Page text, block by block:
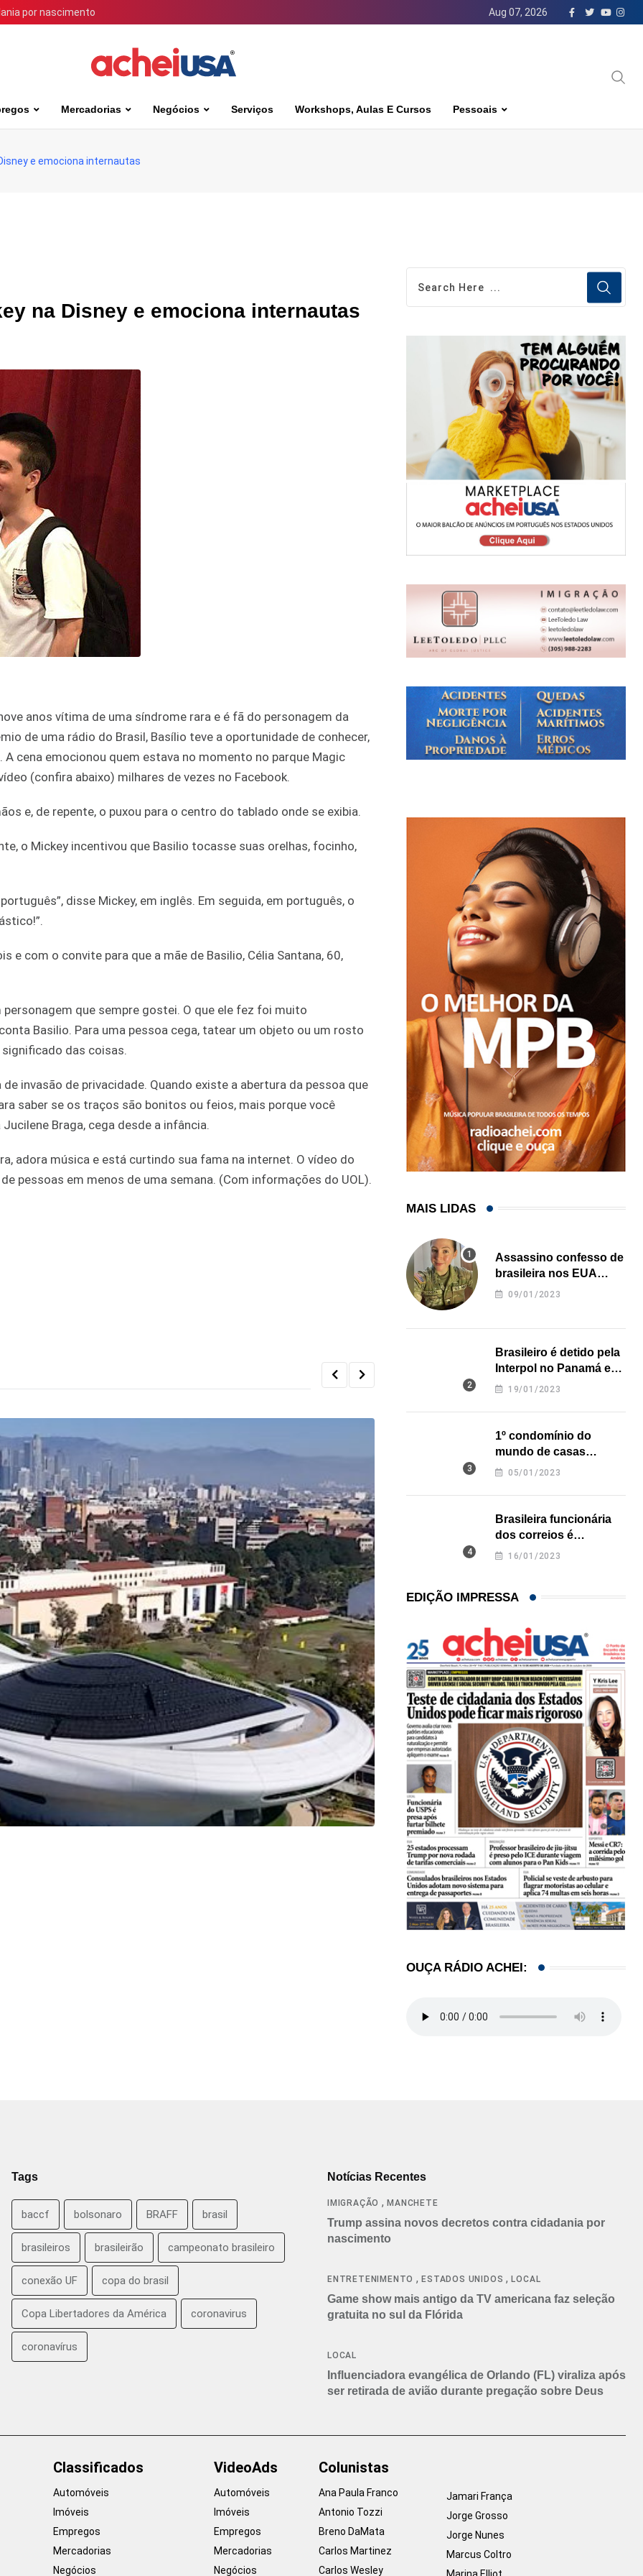
por nascimento Aug 07, 2026
Mercadorias Negócios Serviços Workshops, Aulas E Cursos Pessoais
e emociona internautas
na Disney e emociona internautas
anos vítima de uma síndrome rara e é fã do personagem da
de uma rádio do Brasil, Basílio teve a oportunidade de conhecer,
cena emocionou quem estava no momento no parque Magic
(confira abaixo) milhares de vezes no Facebook.
e, de repente, o puxou para o centro do tablado onde se exibia.
o Mickey incentivou que Basilio tocasse suas orelhas, focinho,
disse Mickey, em inglês. Em seguida, em português, o
e com o convite para que a mãe de Basilio, Célia Santana, 60,
personagem que sempre gostei. O que ele fez foi muito
Basilio. Para uma pessoa cega, tatear um objeto ou um rosto
das coisas.
invasão de privacidade. Quando existe a abertura da pessoa que
saber se os traços são bonitos ou feios, mais porque você
Braga, cega desde a infância.
adora música e está curtindo sua fama na internet. O vídeo do
pessoas em menos de uma semana. (Com informações do UOL).
ARTE & CULTURA,LOCAL
Bola mais antiga do mundo é estrela da...
22/06/2026
MAIS LIDAS
Assassino confesso de
brasileira nos EUA
revela onde deixou o
09/01/2023
Brasileiro é detido pela
Interpol no Panamá e
pode pegar prisão
19/01/2023
1º condomínio do
mundo de casas
impressas em 3D é
05/01/2023
Brasileira funcionária
dos correios é
assassinada a facadas
16/01/2023
EDIÇÃO IMPRESSA
OUÇA RÁDIO ACHEI:
Tags
baccf bolsonaro BRAFF brasil
brasileiros brasileirão campeonato brasileiro
conexão UF copa do brasil
Copa Libertadores da América coronavirus
coronavírus
Notícias Recentes
IMIGRAÇÃO ,MANCHETE
Trump assina novos decretos contra cidadania por
nascimento
ENTRETENIMENTO ,ESTADOS UNIDOS ,LOCAL
Game show mais antigo da TV americana faz seleção
gratuita no sul da Flórida
LOCAL
Influenciadora evangélica de Orlando (FL) viraliza após
ser retirada de avião durante pregação sobre Deus
Classificados
Automóveis
Imóveis
Empregos
Mercadorias
Negócios
VideoAds
Automóveis
Imóveis
Empregos
Mercadorias
Negócios
Colunistas
Ana Paula Franco
Antonio Tozzi
Breno DaMata
Carlos Martinez
Carlos Wesley
Jamari França
Jorge Grosso
Jorge Nunes
Marcus Coltro